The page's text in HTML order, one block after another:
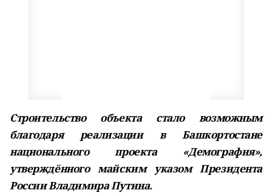
Строительство объекта стало возможным
благодаря реализации в Башкортостане
национального проекта «Демография»,
утверждённого майским указом Президента
России Владимира Путина.